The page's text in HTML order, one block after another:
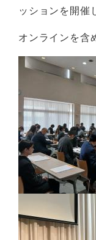
ッションを開催
オンラインを含